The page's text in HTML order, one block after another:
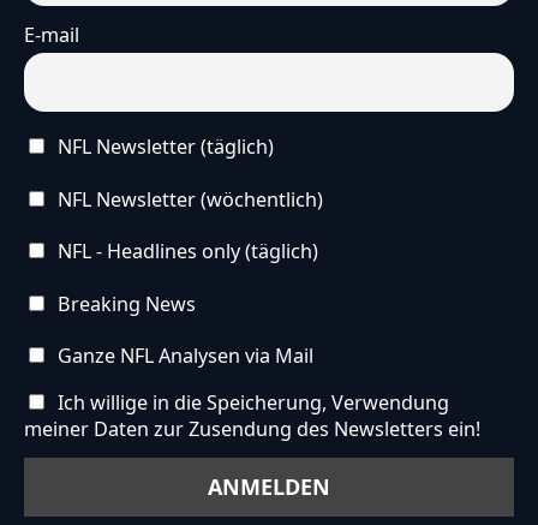
E-mail
NFL Newsletter (täglich)
NFL Newsletter (wöchentlich)
NFL - Headlines only (täglich)
Breaking News
Ganze NFL Analysen via Mail
Ich willige in die Speicherung, Verwendung
meiner Daten zur Zusendung des Newsletters ein!